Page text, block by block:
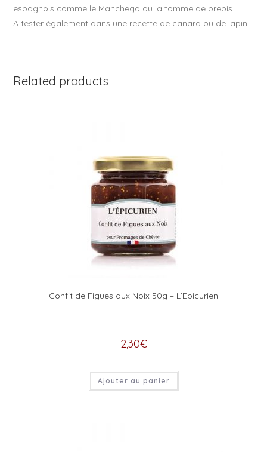
espagnols comme le Manchego ou la tomme de brebis.
A tester également dans une recette de canard ou de lapin.
Related products
Confit de Figues aux Noix 50g – L’Epicurien
2,30€
Ajouter au panier